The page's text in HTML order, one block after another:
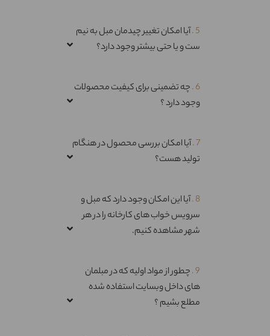
5 . آیا امکان تغییر چیدمان مبل به نیم
ست و یا حتی بیشتر وجود دارد؟
6 . چه تضمینی برای کیفیت محصولات
وجود دارد ؟
7 . آیا امکان بررسی محصول در هنگام
تولید هست؟
8 . آیا این امکان وجود دارد که مبل و
سرویس خواب های کارخانه را در هر
شهر مشاهده کنیم.
9 . چطور از مواد اولیه که در مبلمان
های داخل وبسایت استفاده شده
مطلع بشیم ؟